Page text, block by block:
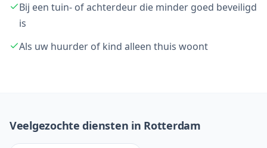
Bij een tuin- of achterdeur die minder goed beveiligd
is
Als uw huurder of kind alleen thuis woont
Veelgezochte diensten in Rotterdam